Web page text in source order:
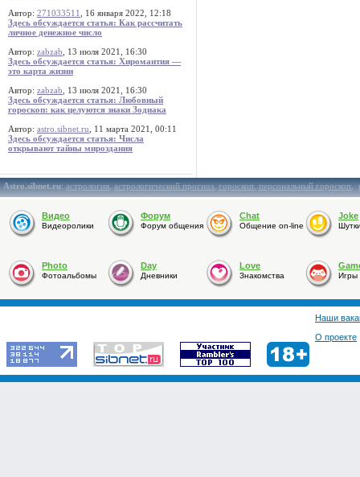
Автор: 271033511
, 16 января 2022, 12:18
Здесь обсуждается статья: Как рассчитать
личное денежное число
Автор: zabzab , 13 июля 2021, 16:30
Здесь обсуждается статья: Хиромантия —
это карта жизни
Автор: zabzab , 13 июля 2021, 16:30
Здесь обсуждается статья: Любовный
гороскоп: как целуются знаки Зодиака
Автор: astro.sibnet.ru , 11 марта 2021, 00:11
Здесь обсуждается статья: Числа
открывают тайны мироздания
Astro.sibnet.ru:астрология,астрологический прогноз,гороскоп,персональный гороскоп,
Видео
Видеоролики
Форум
Форум общения
Chat
Общение on-line
Joke
Photo
Фотоальбомы
Day
Дневники
Love
Знакомства Игры
Наши
О проекте